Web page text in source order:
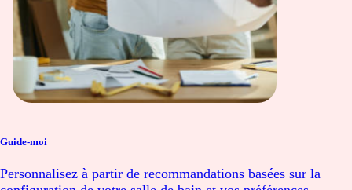
Guide-moi
Personnalisez à partir de recommandations basées sur la